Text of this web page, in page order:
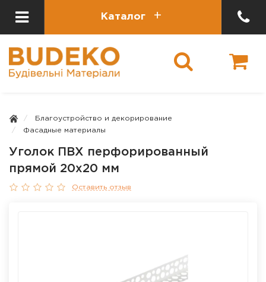
Каталог
Благоустройство и декорирование
Фасадные материалы
Уголок ПВХ перфорированный
прямой 20x20 мм
Оставить отзыв